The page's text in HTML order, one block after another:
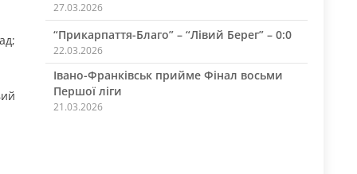
27.03.2026
“Прикарпаття-Благо” – “Лівий Берег” – 0:0
22.03.2026
Івано-Франківськ прийме Фінал восьми
Першої ліги
21.03.2026